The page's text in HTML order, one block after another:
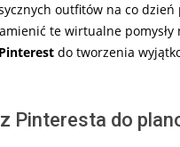
outfitów na co
te wirtualne
do tworzenia
Pinteresta do